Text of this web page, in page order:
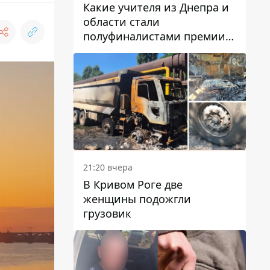
Какие учителя из Днепра и
области стали
полуфиналистами премии
Global Teacher Prize Ukraine
2026
21:20 вчера
В Кривом Роге две
женщины подожгли
грузовик